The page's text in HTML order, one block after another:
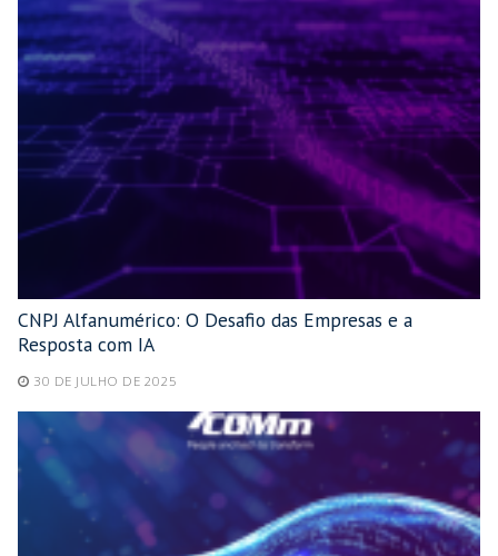
CNPJ Alfanumérico: O Desafio das Empresas e a
Resposta com IA
30 DE JULHO DE 2025